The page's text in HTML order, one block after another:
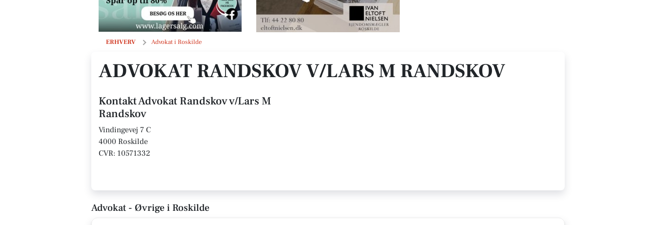
ERHVERV Advokat i Roskilde
Advokat Randskov v/Lars M Randskov
ADVOKAT RANDSKOV V/LARS M RANDSKOV
Kontakt Advokat Randskov v/Lars M
Randskov
Vindingevej 7 C
4000 Roskilde
CVR: 10571332
Advokat - Øvrige i Roskilde